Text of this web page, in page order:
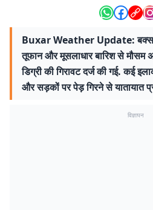
Buxar Weather Update:
तूफान और मूसलाधार बारिश से मौसम
डिग्री की गिरावट दर्ज की गई. कई
और सड़कों पर पेड़ गिरने से यातायात
विज्ञापन